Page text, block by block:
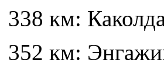
338 км:
352 км: